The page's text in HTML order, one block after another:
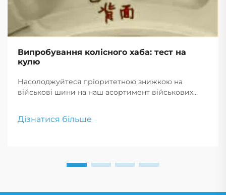
Випробування колісного хаба: тест на
кулю
Насолоджуйтеся пріоритетною знижкою на
військові шини на наш асортимент військових
неперевершену довговічність і надійність.
Дізнатися більше